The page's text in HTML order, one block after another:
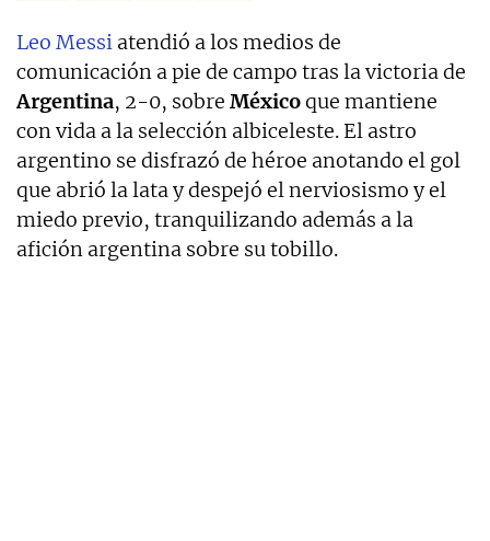
Leo Messi atendió a los medios de
comunicación a pie de campo tras la victoria de
Argentina, 2-0, sobre Méxicoque mantiene
con vida a la selección albiceleste. El astro
argentino se disfrazó de héroe anotando el gol
que abrió la lata y despejó el nerviosismo y el
miedo previo, tranquilizando además a la
afición argentina sobre su tobillo.